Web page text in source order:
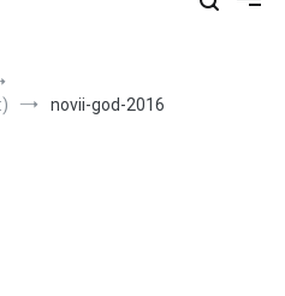
novii-god-2016